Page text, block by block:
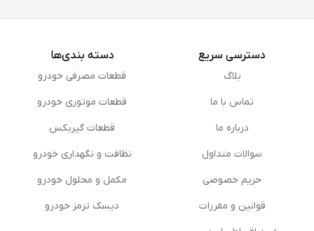
آرکیک هستند. آرکیک در لغت به معنای قدیمی و کهنه
دسترسی سریع
بلاگ
تماس با ما
درباره ما
سوالات متداول
حریم خصوصی
قوانین و مقررات
دسته بندی‌ها
قطعات مصرفی خودرو
قطعات موتوری خودرو
قطعات گیربکس
نظافت و نگهداری خودرو
مكمل و محلول خودرو
دیسک ترمز خودرو